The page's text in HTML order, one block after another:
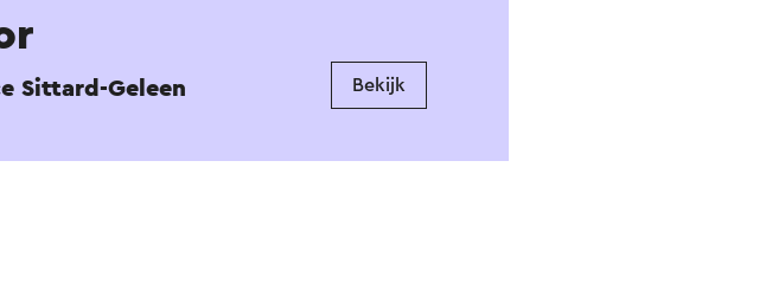
Sittard-Geleen Bekijk